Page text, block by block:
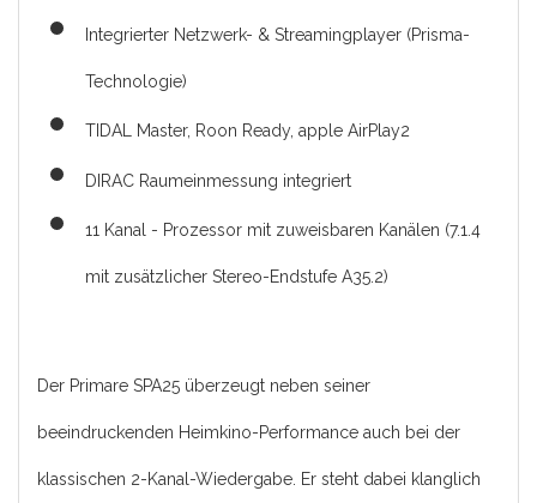
Integrierter Netzwerk- & Streamingplayer (Prisma-
Technologie)
TIDAL Master, Roon Ready, apple AirPlay2
DIRAC Raumeinmessung integriert
11 Kanal - Prozessor mit zuweisbaren Kanälen (7.1.4
mit zusätzlicher Stereo-Endstufe A35.2)
Der Primare SPA25 überzeugt neben seiner
beeindruckenden Heimkino-Performance auch bei der
klassischen 2-Kanal-Wiedergabe. Er steht dabei klanglich